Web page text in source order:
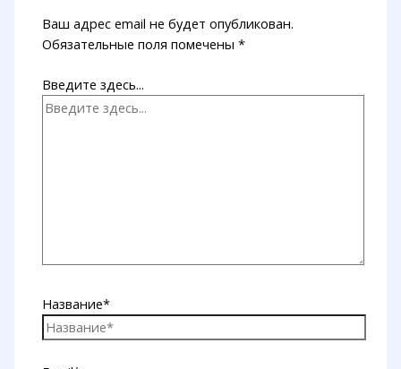
Ваш адрес email не будет опубликован.
Обязательные поля помечены*
Введите здесь...
Название*